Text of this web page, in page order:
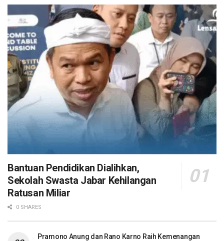
Bantuan Pendidikan Dialihkan,
Sekolah Swasta Jabar Kehilangan
Ratusan Miliar
0 SHARES
Pramono Anung dan Rano Karno Raih Kemenangan